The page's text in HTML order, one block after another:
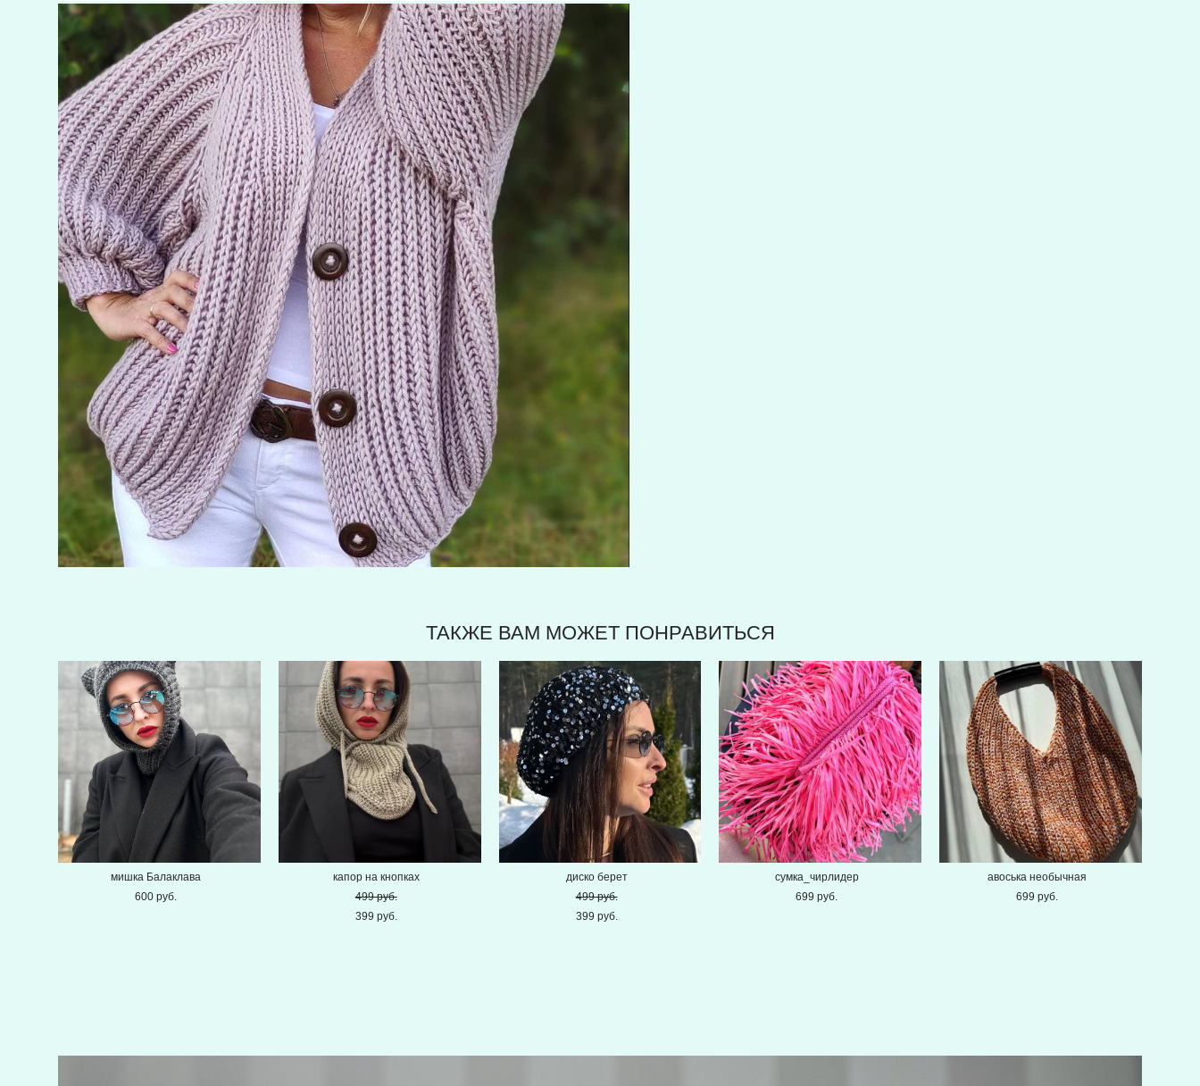
ТАКЖЕ ВАМ МОЖЕТ ПОНРАВИТЬСЯ
мишка Балаклава
600 pуб.
капор на кнопках
499 pуб.
399 pуб.
диско берет
499 pуб.
399 pуб.
сумка_чирлидер
699 pуб.
авоська необычная
699 pуб.